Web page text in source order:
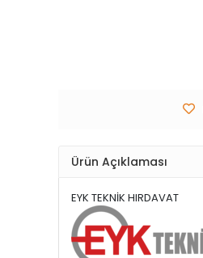
Ürün Açıklaması
EYK TEKNİK HIRDAVAT